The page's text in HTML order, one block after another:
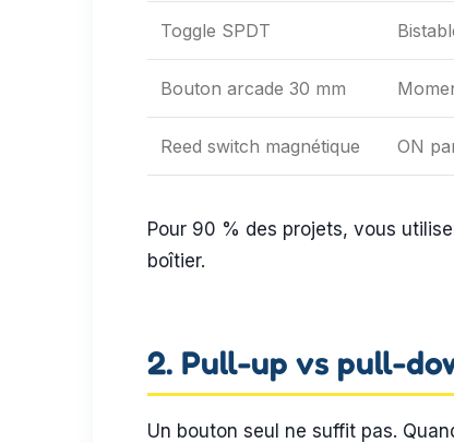
Toggle SPDT
Bouton arcade 30 mm
Reed switch magnétique ON
Pour 90 % des projets, vous
boîtier.
2. Pull-up vs pull-
Un bouton seul ne suffit pas.